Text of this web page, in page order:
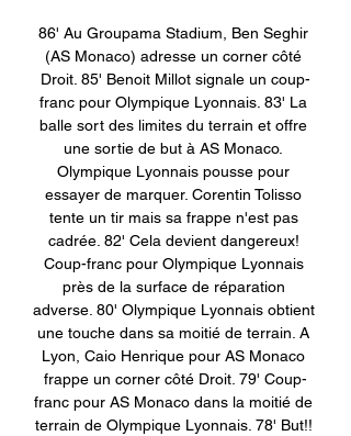
86' Au Groupama Stadium, Ben Seghir
(AS Monaco) adresse un corner côté
Droit. 85' Benoit Millot signale un coup-
franc pour Olympique Lyonnais. 83' La
balle sort des limites du terrain et offre
une sortie de but à AS Monaco.
Olympique Lyonnais pousse pour
essayer de marquer. Corentin Tolisso
tente un tir mais sa frappe n'est pas
cadrée. 82' Cela devient dangereux!
Coup-franc pour Olympique Lyonnais
près de la surface de réparation
adverse. 80' Olympique Lyonnais obtient
une touche dans sa moitié de terrain. A
Lyon, Caio Henrique pour AS Monaco
frappe un corner côté Droit. 79' Coup-
franc pour AS Monaco dans la moitié de
terrain de Olympique Lyonnais. 78' But!!